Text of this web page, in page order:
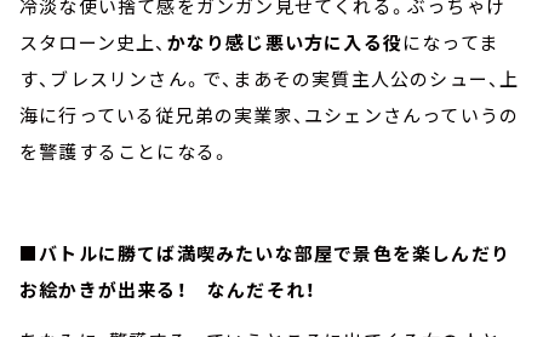
冷淡な使い捨て感をガンガン見せてくれる。ぶっちゃけ
スタローン史上、 かなり感じ悪い方に入る役になってま
す、ブレスリンさん。で、まあその実質主人公のシュー、上
海に行っている従兄弟の実業家、ユシェンさんっていうの
を警護することになる。
■バトルに勝てば満喫みたいな部屋で景色を楽しんだり
お絵かきが出来る！ なんだそれ！